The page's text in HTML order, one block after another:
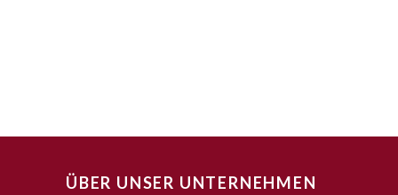
ÜBER UNSER UNTERNEHMEN